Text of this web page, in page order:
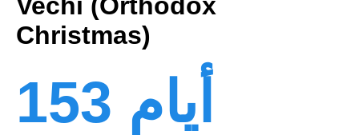
Vechi (Orthodox
Christmas)
153 أيام